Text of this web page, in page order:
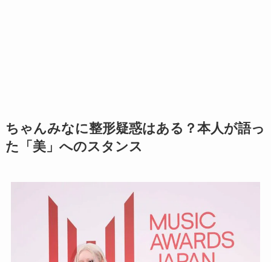
ちゃんみなに整形疑惑はある？本人が語っ
た「美」へのスタンス